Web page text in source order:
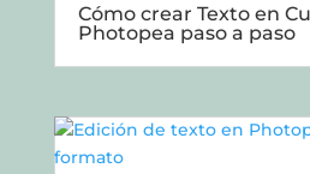
Cómo crear Texto en
Photopea paso a paso